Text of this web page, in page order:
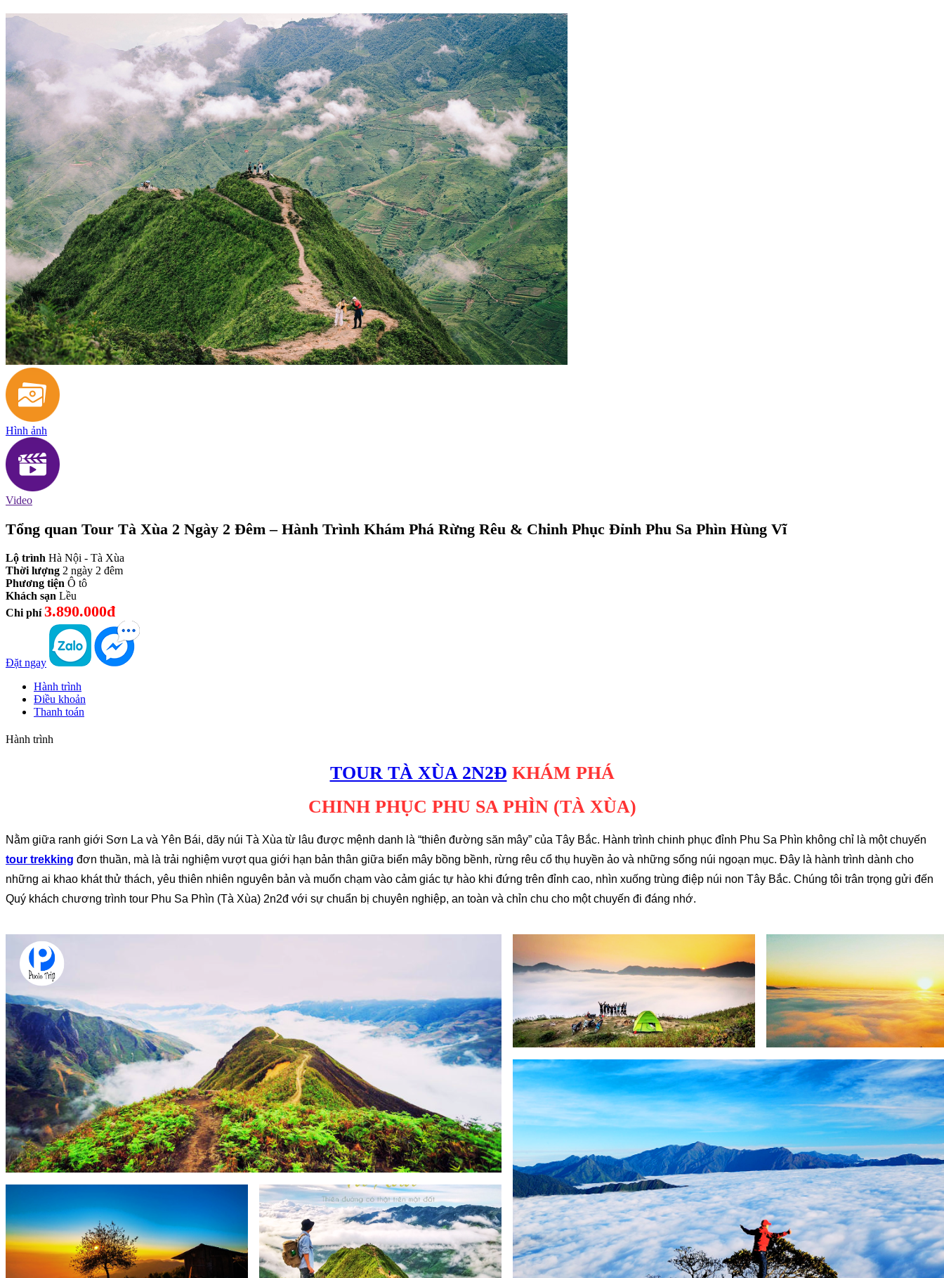
Hình ảnh
Video
Tổng quan Tour Tà Xùa 2 Ngày 2 Đêm – Hành Trình Khám Phá Rừng Rêu & Chinh Phục Đỉnh Phu Sa Phìn Hùng Vĩ
Lộ trình Hà Nội - Tà Xùa
Thời lượng 2 ngày 2 đêm
Phương tiện Ô tô
Khách sạn Lều
Chi phí 3.890.000đ
Đặt ngay
Hành trình
Điều khoản
Thanh toán
Hành trình
TOUR TÀ XÙA 2N2Đ KHÁM PHÁ
CHINH PHỤC PHU SA PHÌN (TÀ XÙA)
Nằm giữa ranh giới Sơn La và Yên Bái, dãy núi Tà Xùa từ lâu được mệnh danh là “thiên đường săn mây” của Tây Bắc. Hành trình chinh phục đỉnh Phu Sa Phìn không chỉ là một chuyến
tour trekking đơn thuần, mà là trải nghiệm vượt qua giới hạn bản thân giữa biển mây bồng bềnh, rừng rêu cổ thụ huyền ảo và những sống núi ngoạn mục. Đây là hành trình dành cho
những ai khao khát thử thách, yêu thiên nhiên nguyên bản và muốn chạm vào cảm giác tự hào khi đứng trên đỉnh cao, nhìn xuống trùng điệp núi non Tây Bắc. Chúng tôi trân trọng gửi đến
Quý khách chương trình tour Phu Sa Phìn (Tà Xùa) 2n2đ với sự chuẩn bị chuyên nghiệp, an toàn và chỉn chu cho một chuyến đi đáng nhớ.